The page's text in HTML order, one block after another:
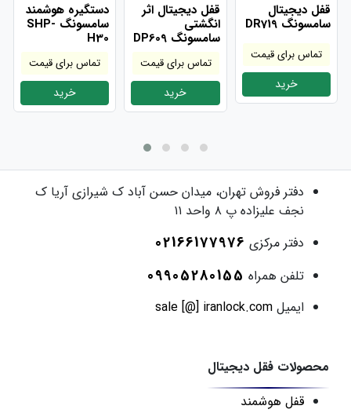
دستگیره هوشمند
سامسونگ SHP-
H30
تماس برای قیمت
خرید
قفل دیجیتال اثر
انگشتی
سامسونگ DP609
تماس برای قیمت
خرید
قفل دیجیتال
سامسونگ DR719
تماس برای قیمت
خرید
دفتر فروش تهران، میدان حسن آباد ک شیرازی آریا ک
نجف علیزاده پ ۸ واحد ۱۱
دفتر مرکزی 02166177976
تلفن همراه 09905280155
ایمیل sale [@] iranlock.com
محصولات فقل دیجیتال
قفل هوشمند